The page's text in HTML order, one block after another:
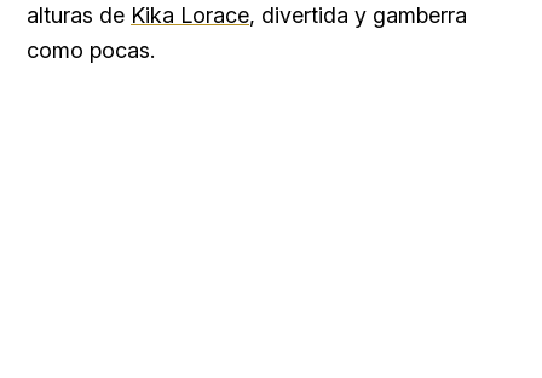
alturas de Kika Lorace, divertida y gamberra
como pocas.